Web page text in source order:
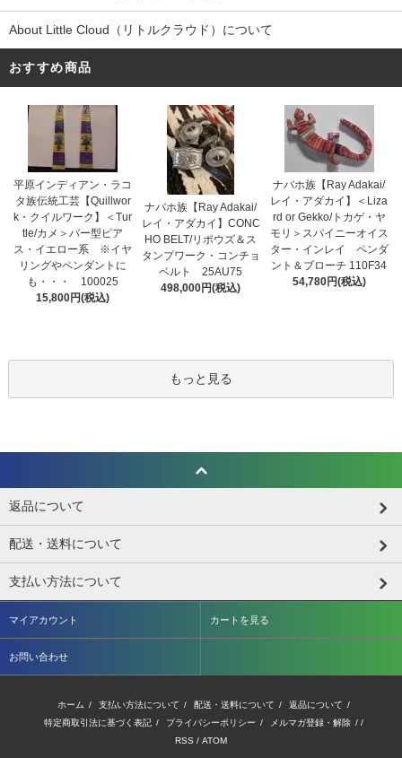
About Little Cloud（リトルクラウド）について
おすすめ商品
平原インディアン・ラコ
タ族伝統工芸【Quillwor
k・クイルワーク】＜Tur
tle/カメ＞バー型ピア
ス・イエロー系 ※イヤ
リングやペンダントに
も・・・ 100025
15,800円(税込)
ナバホ族【Ray Adakai/
レイ・アダカイ】CONC
HO BELT/リポウズ＆ス
タンプワーク・コンチョ
ベルト 25AU75
498,000円(税込)
ナバホ族【Ray Adakai/
レイ・アダカイ】＜Liza
rd or Gekko/トカゲ・ヤ
モリ＞スパイニーオイス
ター・インレイ ペンダ
ント＆ブローチ 110F34
54,780円(税込)
もっと見る
返品について
配送・送料について
支払い方法について
マイアカウント カートを見る
お問い合わせ
ホーム / 支払い方法について / 配送・送料について / 返品について /
特定商取引法に基づく表記 / プライバシーポリシー / メルマガ登録・解除 / /
RSS / ATOM